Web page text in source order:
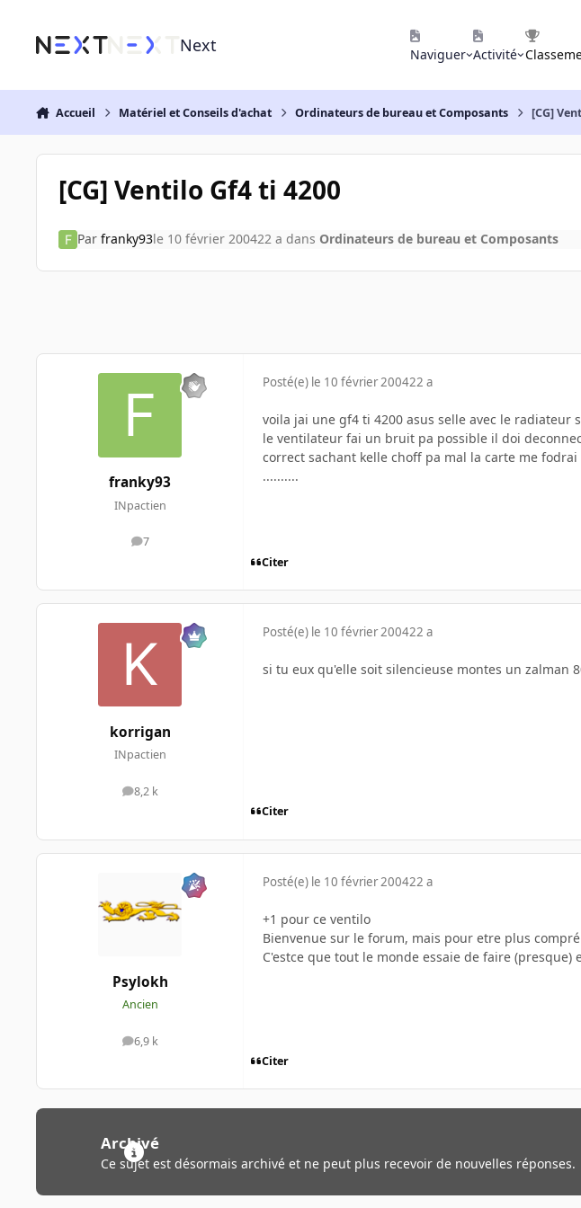
Next Naviguer Activité
Accueil Matériel et Conseils d'achat Ordinateurs de bureau et Composants [CG]
[CG] Ventilo Gf4 ti 4200
Par franky93le 10 février 200422 a dans Ordinateurs de bureau et Composants
franky93
INpactien
7
messages
Posté(e) le 10 février 200422 a
voila jai une gf4 ti 4200 asus selle avec le radiateur
le ventilateur fai un bruit pa possible il doi
correct sachant kelle choff pa mal la carte me
..........
Citer
korrigan
INpactien
8,2 k
messages
Posté(e) le 10 février 200422 a
si tu eux qu'elle soit silencieuse montes un zalman
Citer
Psylokh
Ancien
6,9 k
messages
Posté(e) le 10 février 200422 a
+1 pour ce ventilo
Bienvenue sur le forum, mais pour etre plus
C'estce que tout le monde essaie de faire (presque)
Citer
Archivé
Ce sujet est désormais archivé et ne peut plus recevoir de nouvelles réponses.